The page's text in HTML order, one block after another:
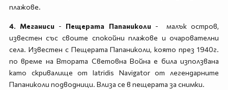
плажове.
4. Меганиси - Пещерата Папаниколи - малък остров,
известен със своите спокойни плажове и очарователни
села. Известен с Пещерата Папаниколи, която през 1940г.
по време на Втората Световна Война е била използвана
като скривалище от Iatridis Navigator от легендарните
Папаниколи подводници. Влиза се в пещерата за снимки.